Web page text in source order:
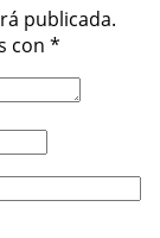
publicada.
con *